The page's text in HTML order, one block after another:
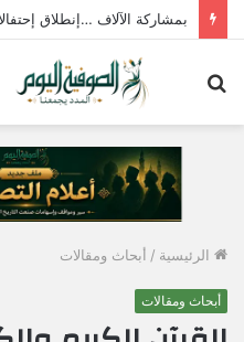
الرئيسية / أبحاث ومقالات
أبحاث ومقالات